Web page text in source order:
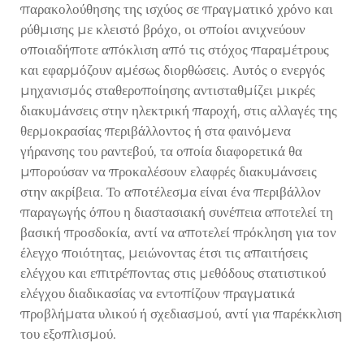
παρακολούθησης της ισχύος σε πραγματικό χρόνο και
ρύθμισης με κλειστό βρόχο, οι οποίοι ανιχνεύουν
οποιαδήποτε απόκλιση από τις στόχος παραμέτρους
και εφαρμόζουν αμέσως διορθώσεις. Αυτός ο ενεργός
μηχανισμός σταθεροποίησης αντισταθμίζει μικρές
διακυμάνσεις στην ηλεκτρική παροχή, στις αλλαγές της
θερμοκρασίας περιβάλλοντος ή στα φαινόμενα
γήρανσης του ραντεβού, τα οποία διαφορετικά θα
μπορούσαν να προκαλέσουν ελαφρές διακυμάνσεις
στην ακρίβεια. Το αποτέλεσμα είναι ένα περιβάλλον
παραγωγής όπου η διαστασιακή συνέπεια αποτελεί τη
βασική προσδοκία, αντί να αποτελεί πρόκληση για τον
έλεγχο ποιότητας, μειώνοντας έτσι τις απαιτήσεις
ελέγχου και επιτρέποντας στις μεθόδους στατιστικού
ελέγχου διαδικασίας να εντοπίζουν πραγματικά
προβλήματα υλικού ή σχεδιασμού, αντί για παρέκκλιση
του εξοπλισμού.